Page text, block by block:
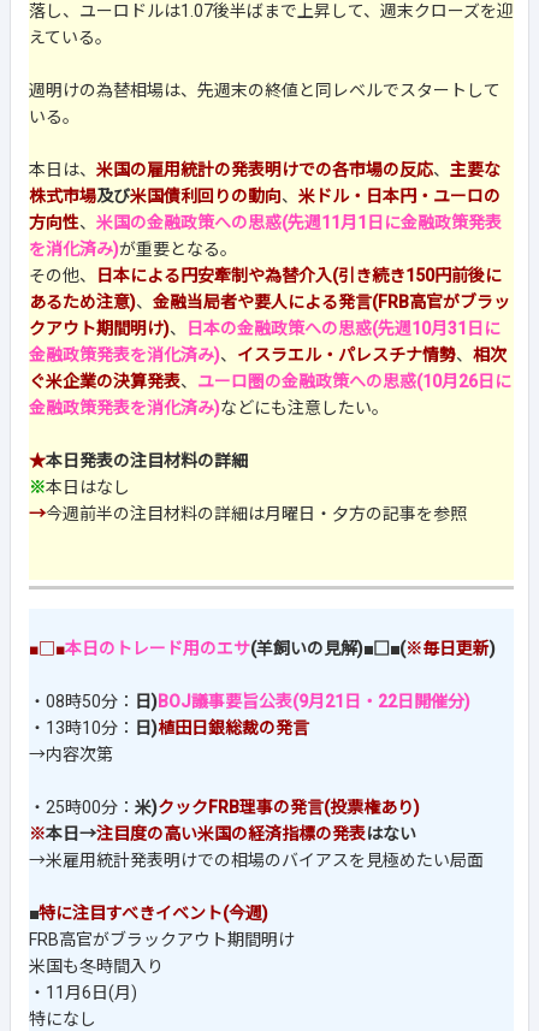
落し、ユーロドルは1.07後半ばまで上昇して、週末クローズを迎
えている。
週明けの為替相場は、先週末の終値と同レベルでスタートして
いる。
本日は、 米国の雇用統計の発表明けでの各市場の反応、 主要な
株式市場及び米国債利回りの動向、 米ドル・日本円・ユーロの
方向性、 米国の金融政策への思惑(先週11月1日に金融政策発表
を消化済み)が重要となる。
その他、
日本による円安牽制や為替介入(引き続き150円前後に
あるため注意)、 金融当局者や要人による発言(FRB高官がブラッ
クアウト期間明け)、
日本の金融政策への思惑(先週10月31日に
金融政策発表を消化済み)、 イスラエル・パレスチナ情勢、 相次
ぐ米企業の決算発表、 ユーロ圏の金融政策への思惑(10月26日に
金融政策発表を消化済み)などにも注意したい。
★本日発表の注目材料の詳細
※本日はなし
→今週前半の注目材料の詳細は月曜日・夕方の記事を参照
■□■本日のトレード用のエサ(羊飼いの見解)■□■(※毎日更新)
・08時50分： 日)BOJ議事要旨公表(9月21日・22日開催分)
・13時10分：
日)植田日銀総裁の発言
→内容次第
・25時00分： 米)クックFRB理事の発言(投票権あり)
※本日→注目度の高い米国の経済指標の発表はない
→米雇用統計発表明けでの相場のバイアスを見極めたい局面
■特に注目すべきイベント(今週)
FRB高官がブラックアウト期間明け
米国も冬時間入り
・11月6日(月)
特になし